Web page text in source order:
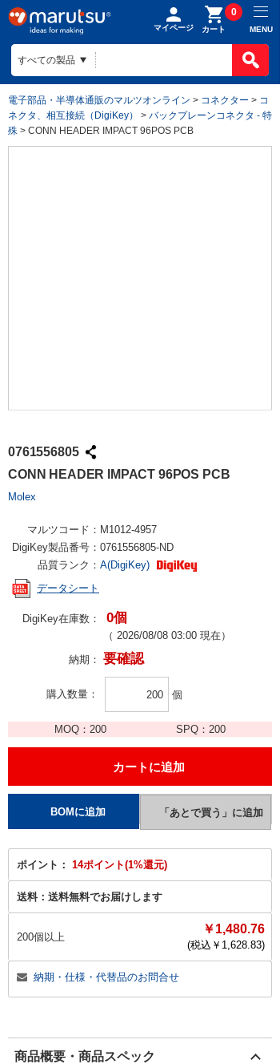
マイページ カート
0
MENU
電子部品・半導体通販のマルツオンライン > コネクター > コ
ネクタ、相互接続（DigiKey）
> バックプレーンコネクタ - 特
殊 > CONN HEADER IMPACT 96POS PCB
0761556805
CONN HEADER IMPACT 96POS PCB
Molex
マルツコード： M1012-4957
DigiKey製品番号： 0761556805-ND
品質ランク： A(DigiKey)
データシート
DigiKey在庫数： 0個
（ 2026/08/08 03:00 現在）
納期： 要確認
購入数量 個
MOQ：200 SPQ： 200
ポイント： 14ポイント(1%還元)
送料： 送料無料でお届けします
200個以上
￥1,480.76
(税込￥ 1,628.83)
納期・仕様・代替品のお問合せ
商品概要・商品スペック